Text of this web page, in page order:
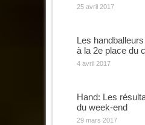
25 avril 2017
Les
à la 2e place du
4 avril 2017
Hand: Les
du week-end
29 mars 2017